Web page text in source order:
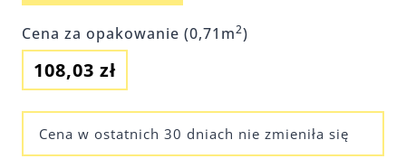
Cena za opakowanie (0,71m2)
108,03 zł
Cena w ostatnich 30 dniach nie zmieniła się